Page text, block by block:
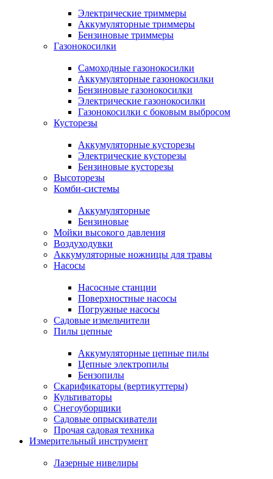
Электрические триммеры
Аккумуляторные триммеры
Бензиновые триммеры
Газонокосилки
Самоходные газонокосилки
Аккумуляторные газонокосилки
Бензиновые газонокосилки
Электрические газонокосилки
Газонокосилки с боковым выбросом
Кусторезы
Аккумуляторные кусторезы
Электрические кусторезы
Бензиновые кусторезы
Высоторезы
Комби-системы
Аккумуляторные
Бензиновые
Мойки высокого давления
Воздуходувки
Аккумуляторные ножницы для травы
Насосы
Насосные станции
Поверхностные насосы
Погружные насосы
Садовые измельчители
Пилы цепные
Аккумуляторные цепные пилы
Цепные электропилы
Бензопилы
Скарификаторы (вертикуттеры)
Культиваторы
Снегоуборщики
Садовые опрыскиватели
Прочая садовая техника
Измерительный инструмент
Лазерные нивелиры